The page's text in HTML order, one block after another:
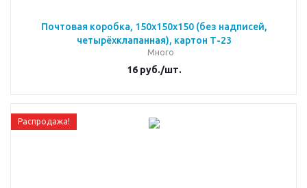
Почтовая коробка, 150х150х150 (без надписей,
четырёхклапанная), картон Т-23
Много
16руб./шт.
Распродажа!